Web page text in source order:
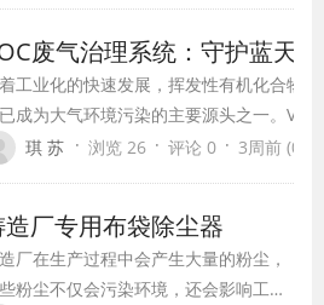
相关企业和从业人员提供参考。
废气治理系统：守护蓝天
工业化的快速发展，挥发性有机化合物
成为大气环境污染的主要源头之一。
反应形成PM2.5和臭氧等二次污染物，
琪 苏 · 浏览 26 · 评论 0 · 3周前 (07-
造厂专用布袋除尘器
厂在生产过程中会产生大量的粉尘，
粉尘不仅会污染环境，还会影响工人